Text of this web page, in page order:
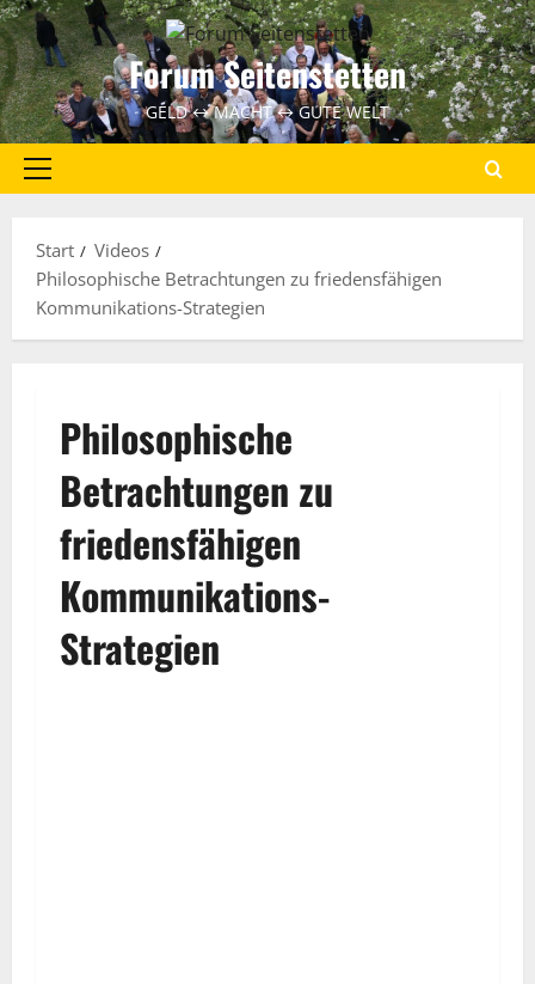
Zum
Inhalt
springen
Forum Seitenstetten
GELD ↔ MACHT ↔ GUTE WELT
Primäres
Start
Videos
Philosophische Betrachtungen zu friedensfähigen
Kommunikations-Strategien
Philosophische
Betrachtungen zu
friedensfähigen
Kommunikations-
Strategien